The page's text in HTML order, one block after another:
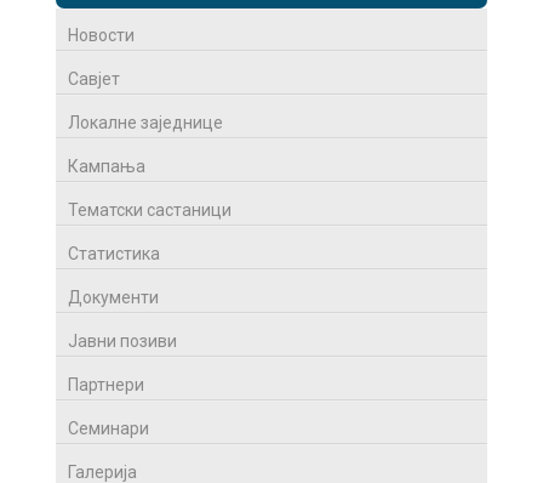
Новости
Савјет
Локалне заједнице
Кампања
Тематски састаници
Статистика
Документи
Јавни позиви
Партнери
Семинари
Галерија